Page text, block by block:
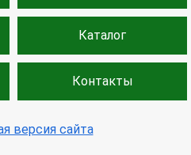
Каталог
Контакты
версия сайта